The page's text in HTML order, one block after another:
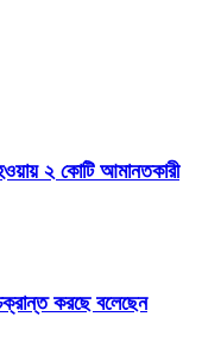
২ কোটি আমানতকারী
করছে বলেছেন